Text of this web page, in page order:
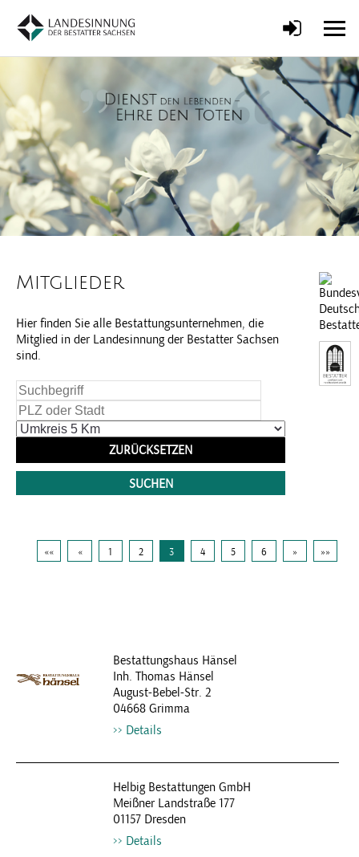
Mitglieder
Hier finden Sie alle Bestattungsunternehmen, die
Mitglied in der Landesinnung der Bestatter Sachsen
sind.
«« « 1 2 3 4 5 6 » »»
Bestattungshaus Hänsel
Inh. Thomas Hänsel
August-Bebel-Str. 2
04668 Grimma
Details
Helbig Bestattungen GmbH
Meißner Landstraße 177
01157 Dresden
Details